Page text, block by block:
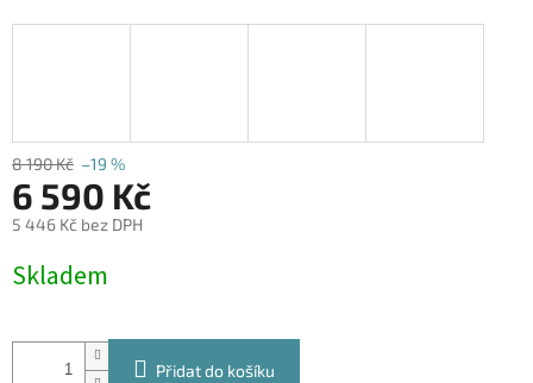
8 190 Kč –19 %
6 590 Kč
5 446 Kč bez DPH
cena:
Skladem
Přidat do košíku